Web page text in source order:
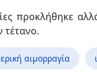
προκλήθηκε
τέτανο.
αιμορραγία